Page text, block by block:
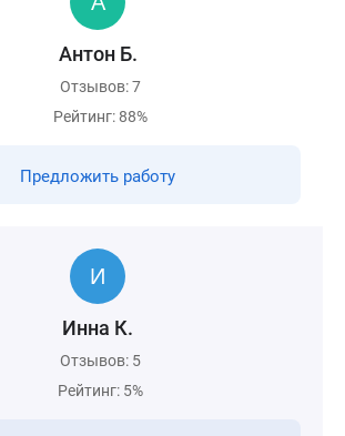
Антон Б.
Отзывов: 7
Рейтинг: 88%
Предложить работу
Инна К.
Отзывов: 5
Рейтинг: 5%